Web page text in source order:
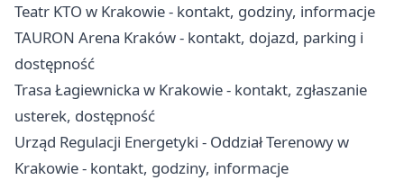
Teatr KTO w Krakowie - kontakt, godziny, informacje
TAURON Arena Kraków - kontakt, dojazd, parking i
dostępność
Trasa Łagiewnicka w Krakowie - kontakt, zgłaszanie
usterek, dostępność
Urząd Regulacji Energetyki - Oddział Terenowy w
Krakowie - kontakt, godziny, informacje